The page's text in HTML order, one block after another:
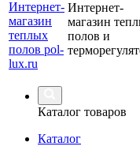
Интернет-
магазин
полов и
Каталог товаров
Каталог